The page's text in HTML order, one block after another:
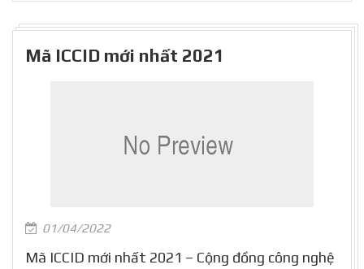
Mã ICCID mới nhất 2021
01/04/2022
Mã ICCID mới nhất 2021 – Cộng đồng công nghệ